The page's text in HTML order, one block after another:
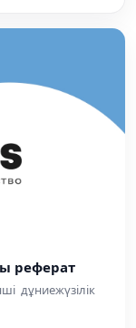
реферат
дұниежүзілік